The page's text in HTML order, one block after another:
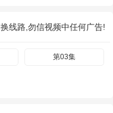
线路,勿信视频中任何广告!
第03集